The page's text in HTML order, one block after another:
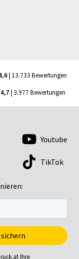
| 13.733 Bewertungen
4,7| 3.977 Bewertungen
Youtube
TikTok
Ihre